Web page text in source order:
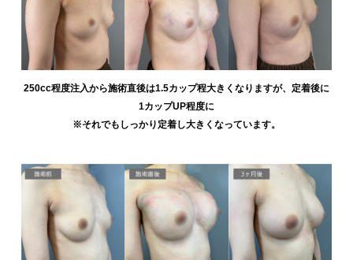
250cc程度注入から施術直後は1.5カップ程大きくなりますが、定着後に
1カップUP程度に
※それでもしっかり定着し大きくなっています。